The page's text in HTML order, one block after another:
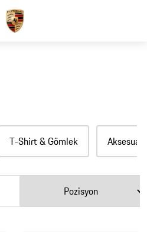
T-Shirt & Gömlek Aksesuar